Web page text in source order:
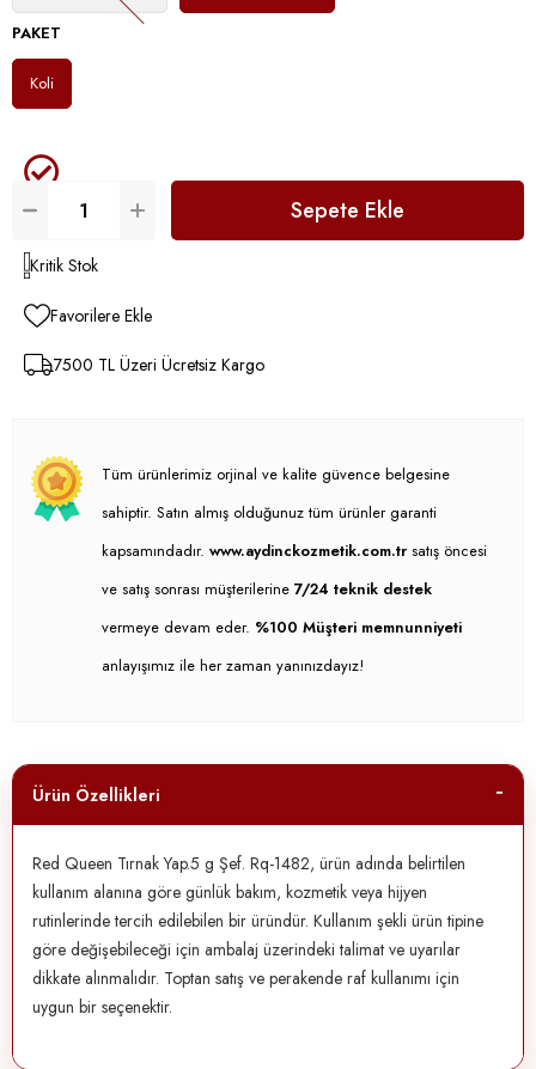
PAKET
Koli
Kritik Stok
Favorilere Ekle
7500 TL Üzeri Ücretsiz Kargo
Tüm ürünlerimiz orjinal ve kalite güvence belgesine
sahiptir. Satın almış olduğunuz tüm ürünler garanti
kapsamındadır. www.aydinckozmetik.com.tr satış öncesi
ve satış sonrası müşterilerine 7/24 teknik destek
vermeye devam eder. %100 Müşteri memnunniyeti
anlayışımız ile her zaman yanınızdayız!
Ürün Özellikleri
Red Queen Tırnak Yap.5 g Şef. Rq-1482, ürün adında belirtilen
kullanım alanına göre günlük bakım, kozmetik veya hijyen
rutinlerinde tercih edilebilen bir üründür. Kullanım şekli ürün tipine
göre değişebileceği için ambalaj üzerindeki talimat ve uyarılar
dikkate alınmalıdır. Toptan satış ve perakende raf kullanımı için
uygun bir seçenektir.